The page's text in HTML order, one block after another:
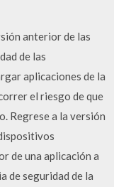
anterior de las
de las
aplicaciones de la
el riesgo de que
Regrese a la versión
de una aplicación a
de seguridad de la